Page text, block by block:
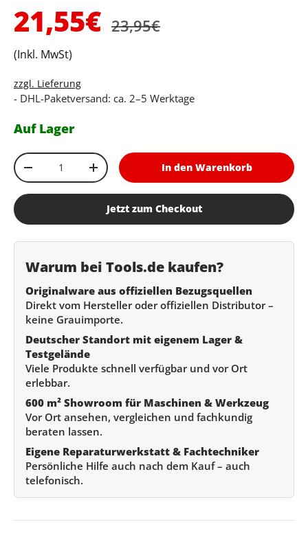
Verkaufspreis
21,55€ 23,95€
(Inkl. MwSt)
zzgl. Lieferung
- DHL-Paketversand: ca. 2–5 Werktage
Auf Lager
Anzahl
Menge verringernMenge erhöhenIn den Warenkorb
Jetzt zum Checkout
Warum bei Tools.de kaufen?
Originalware aus offiziellen Bezugsquellen
Direkt vom Hersteller oder offiziellen Distributor –
keine Grauimporte.
Deutscher Standort mit eigenem Lager &
Testgelände
Viele Produkte schnell verfügbar und vor Ort
erlebbar.
600 m² Showroom für Maschinen & Werkzeug
Vor Ort ansehen, vergleichen und fachkundig
beraten lassen.
Eigene Reparaturwerkstatt & Fachtechniker
Persönliche Hilfe auch nach dem Kauf – auch
telefonisch.